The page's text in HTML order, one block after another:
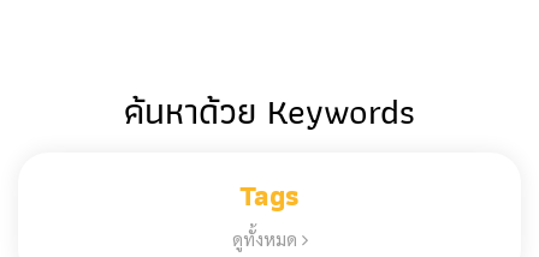
ค้นหาด้วย Keywords
Tags
ดูทั้งหมด